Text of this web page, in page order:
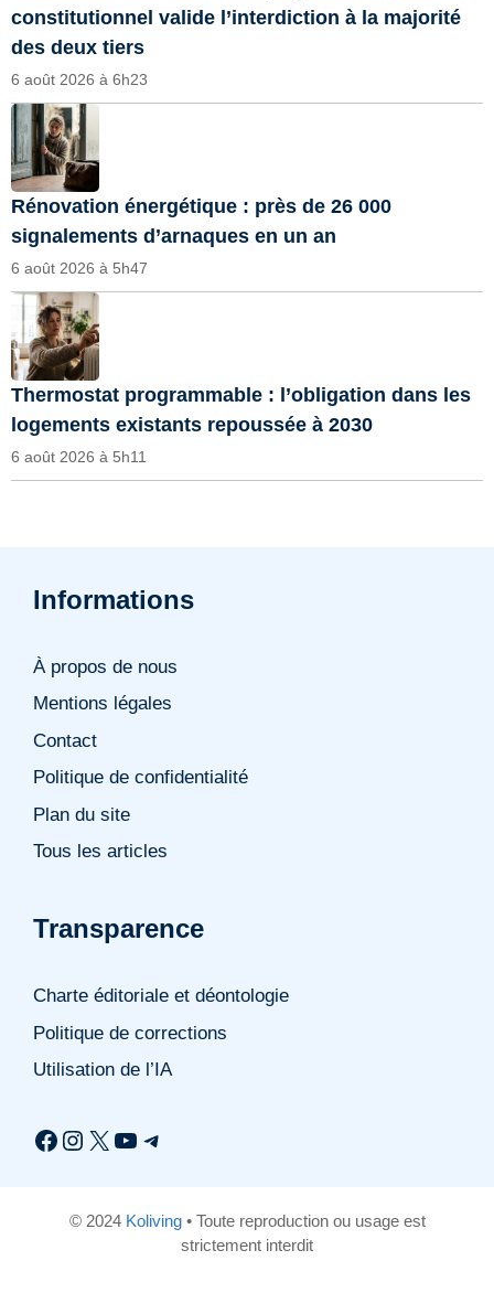
constitutionnel valide l’interdiction à la majorité
des deux tiers
6 août 2026 à 6h23
Rénovation énergétique : près de 26 000
signalements d’arnaques en un an
6 août 2026 à 5h47
Thermostat programmable : l’obligation dans les
logements existants repoussée à 2030
6 août 2026 à 5h11
Informations
À propos de nous
Mentions légales
Contact
Politique de confidentialité
Plan du site
Tous les articles
Transparence
Charte éditoriale et déontologie
Politique de corrections
Utilisation de l’IA
Facebook
Instagram
X YouTube
Telegram
© 2024 Koliving• Toute reproduction ou usage est
strictement interdit